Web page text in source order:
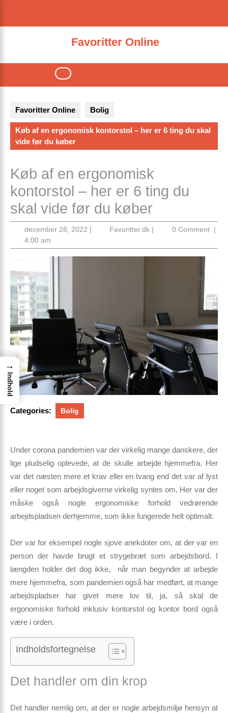
content
Favoritter Online
Open
Favoritter Online Bolig
Køb af en ergonomisk kontorstol – her er 6 ting du skal
vide før du køber
Køb af en ergonomisk
kontorstol – her er 6 ting du
skal vide før du køber
december 28, 2022december
2022
| Favoritter.dkFavoritter.dk
| 0 Comment |
4:00 am
Categories: Bolig
Under corona pandemien var der virkelig mange danskere, der
lige pludselig oplevede, at de skulle arbejde hjemmefra. Her
var det næsten mere et krav eller en tvang end det var af lyst
eller noget som arbejdsgiverne virkelig syntes om. Her var der
måske også nogle ergonomiske forhold vedrørende
arbejdspladsen derhjemme, som ikke fungerede helt optimalt.
Der var for eksempel nogle sjove anekdoter om, at der var en
person der havde brugt et strygebræt som arbejdsbord. I
længden holder det dog ikke, når man begynder at arbejde
mere hjemmefra, som pandemien også har medført, at mange
arbejdspladser har givet mere lov til, ja, så skal de
ergonomiske forhold inklusiv kontorstol og kontor bord også
være i orden.
Indholdsfortegnelse
Det handler om din krop
Det handler nemlig om, at der er nogle arbejdsmiljø hensyn at
→
Indhold